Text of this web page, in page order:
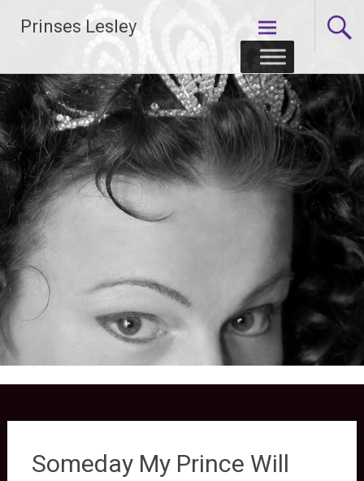
Prinses Lesley
Someday My Prince Will